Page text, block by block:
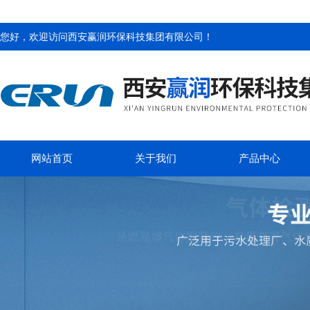
您好，欢迎访问西安赢润环保科技集团有限公司 ！
网站首页 关于我们 产品中心